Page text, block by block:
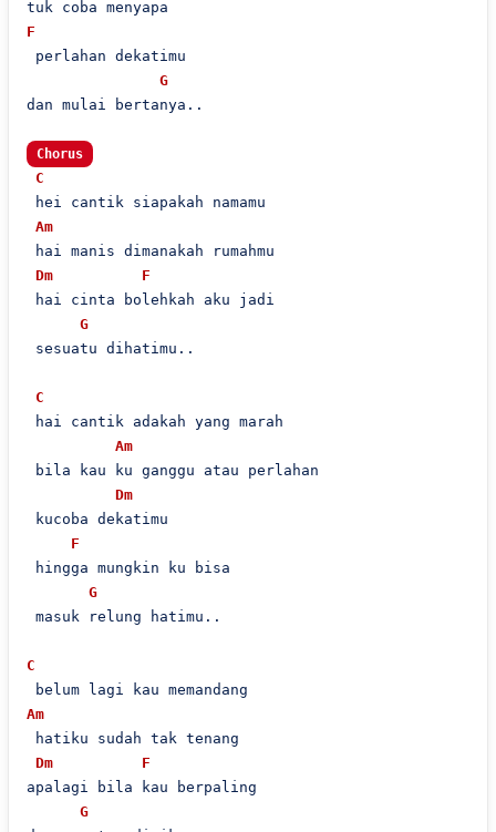
F
perlahan dekatimu
G
dan mulai bertanya..
Chorus
C
hei cantik siapakah namamu
Am
hai manis dimanakah rumahmu
Dm
F
hai cinta bolehkah aku jadi
G
sesuatu dihatimu..
C
hai cantik adakah yang marah
Am
bila kau ku ganggu atau perlahan
Dm
kucoba dekatimu
F
hingga mungkin ku bisa
G
masuk relung hatimu..
C
Am
hatiku sudah tak tenang
Dm
F
apalagi bila kau berpaling
G